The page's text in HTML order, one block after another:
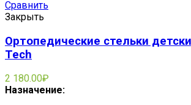
Сравнить
Закрыть
Ортопедические стельки
Tech
2 180.00₽
Назначение: